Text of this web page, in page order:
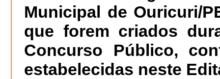
Municipal de Ouricuri/
que forem criados
Concurso Público,
estabelecidas neste